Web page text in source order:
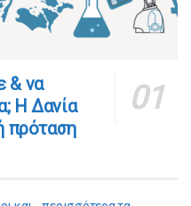
& να
Η Δανία
πρόταση